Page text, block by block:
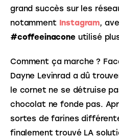
grand succès sur les
notamment Instagram,
#coffeeinacone utilisé
Comment ça marche ?
Dayne Levinrad a dû
le cornet ne se détruise
chocolat ne fonde pas.
sortes de farines
finalement trouvé LA